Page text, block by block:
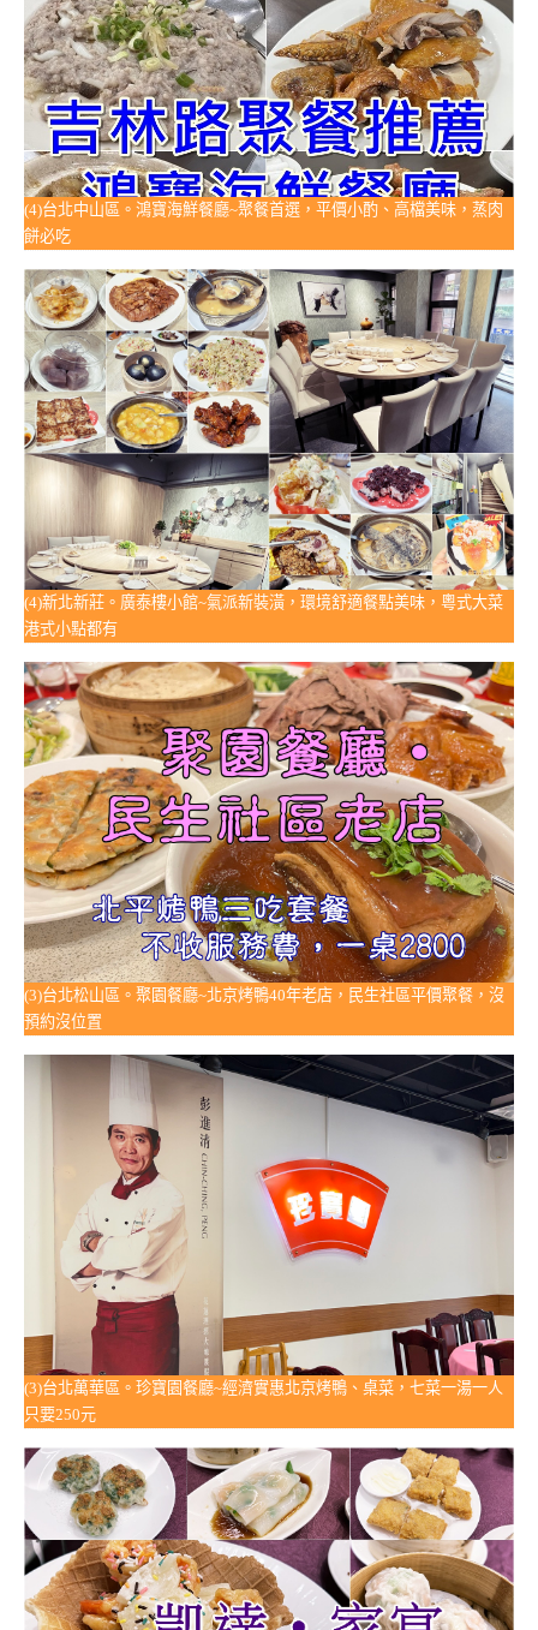
(4)台北中山區。鴻寶海鮮餐廳~聚餐首選，平價小酌、高檔美味，蒸肉
餅必吃
(4)新北新莊。廣泰樓小館~氣派新裝潢，環境舒適餐點美味，粵式大菜
港式小點都有
(3)台北松山區。聚園餐廳~北京烤鴨40年老店，民生社區平價聚餐，沒
預約沒位置
(3)台北萬華區。珍寶園餐廳~經濟實惠北京烤鴨、桌菜，七菜一湯一人
只要250元